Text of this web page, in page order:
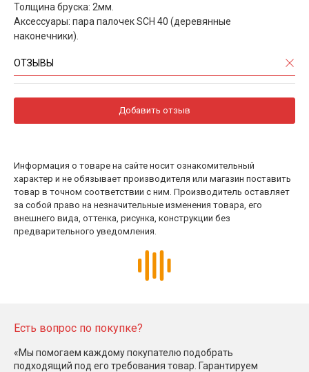
Толщина бруска: 2мм.
Аксессуары: пара палочек SCH 40 (деревянные
наконечники).
ОТЗЫВЫ
Добавить отзыв
Информация о товаре на сайте носит ознакомительный
характер и не обязывает производителя или магазин поставить
товар в точном соответствии с ним. Производитель оставляет
за собой право на незначительные изменения товара, его
внешнего вида, оттенка, рисунка, конструкции без
предварительного уведомления.
Есть вопрос по покупке?
«Мы помогаем каждому покупателю подобрать
подходящий под его требования товар. Гарантируем